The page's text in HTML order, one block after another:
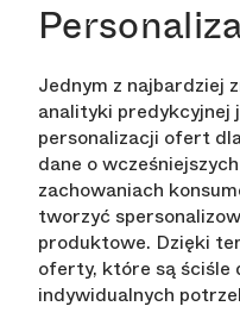
Jednym z najbardziej
analityki predykcyjnej
personalizacji ofert
dane o
zachowaniach
tworzyć
produktowe. Dzięki
oferty, które są ściśle
indywidualnych